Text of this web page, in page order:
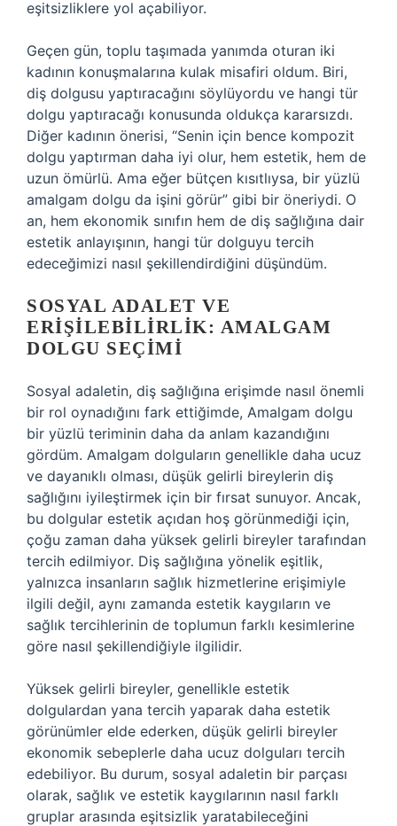
eşitsizliklere yol açabiliyor.
Geçen gün, toplu taşımada yanımda oturan iki
kadının konuşmalarına kulak misafiri oldum. Biri,
diş dolgusu yaptıracağını söylüyordu ve hangi tür
dolgu yaptıracağı konusunda oldukça kararsızdı.
Diğer kadının önerisi, “Senin için bence kompozit
dolgu yaptırman daha iyi olur, hem estetik, hem de
uzun ömürlü. Ama eğer bütçen kısıtlıysa, bir yüzlü
amalgam dolgu da işini görür” gibi bir öneriydi. O
an, hem ekonomik sınıfın hem de diş sağlığına dair
estetik anlayışının, hangi tür dolguyu tercih
edeceğimizi nasıl şekillendirdiğini düşündüm.
SOSYAL ADALET VE
ERIŞILEBILIRLIK: AMALGAM
DOLGU SEÇIMI
Sosyal adaletin, diş sağlığına erişimde nasıl önemli
bir rol oynadığını fark ettiğimde, Amalgam dolgu
bir yüzlü teriminin daha da anlam kazandığını
gördüm. Amalgam dolguların genellikle daha ucuz
ve dayanıklı olması, düşük gelirli bireylerin diş
sağlığını iyileştirmek için bir fırsat sunuyor. Ancak,
bu dolgular estetik açıdan hoş görünmediği için,
çoğu zaman daha yüksek gelirli bireyler tarafından
tercih edilmiyor. Diş sağlığına yönelik eşitlik,
yalnızca insanların sağlık hizmetlerine erişimiyle
ilgili değil, aynı zamanda estetik kaygıların ve
sağlık tercihlerinin de toplumun farklı kesimlerine
göre nasıl şekillendiğiyle ilgilidir.
Yüksek gelirli bireyler, genellikle estetik
dolgulardan yana tercih yaparak daha estetik
görünümler elde ederken, düşük gelirli bireyler
ekonomik sebeplerle daha ucuz dolguları tercih
edebiliyor. Bu durum, sosyal adaletin bir parçası
olarak, sağlık ve estetik kaygılarının nasıl farklı
gruplar arasında eşitsizlik yaratabileceğini